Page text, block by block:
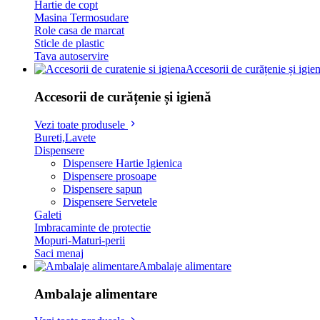
Hartie de copt
Masina Termosudare
Role casa de marcat
Sticle de plastic
Tava autoservire
Accesorii de curățenie și
Accesorii de curățenie și igienă
Vezi toate produsele
Bureti,Lavete
Dispensere
Dispensere Hartie Igienica
Dispensere prosoape
Dispensere sapun
Dispensere Servetele
Galeti
Imbracaminte de protectie
Mopuri-Maturi-perii
Saci menaj
Ambalaje alimentare
Ambalaje alimentare